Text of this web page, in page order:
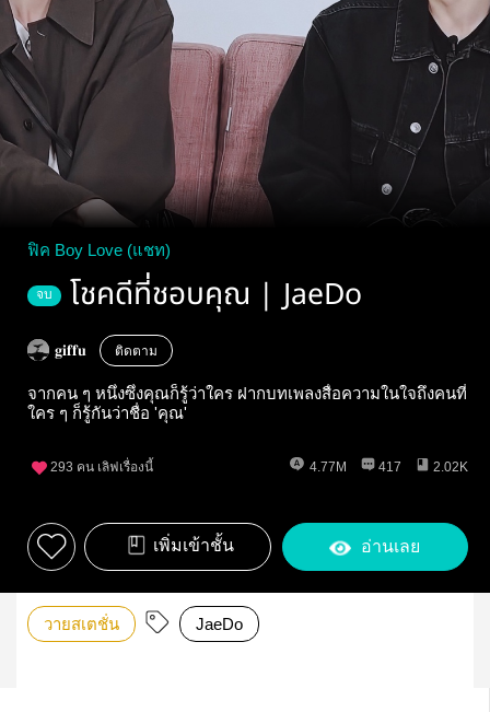
ฟิค Boy Love (แชท)
จบ โชคดีที่ชอบคุณ | JaeDo
𝐠𝐢𝐟𝐟𝐮 ติดตาม
จากคน ๆ หนึ่งซึ่งคุณก็รู้ว่าใคร ฝากบทเพลงสื่อความในใจถึงคนที่
ใคร ๆ ก็รู้กันว่าชื่อ 'คุณ'
293 คน เลิฟเรื่องนี้ 4.77M 417 2.02K
เพิ่มเข้าชั้น อ่านเลย
วายสเตชั่น JaeDo